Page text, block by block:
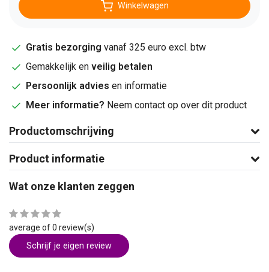
Winkelwagen
Gratis bezorging vanaf 325 euro excl. btw
Gemakkelijk en veilig betalen
Persoonlijk advies en informatie
Meer informatie? Neem contact op over dit product
Productomschrijving
Product informatie
Wat onze klanten zeggen
average of 0 review(s)
Schrijf je eigen review